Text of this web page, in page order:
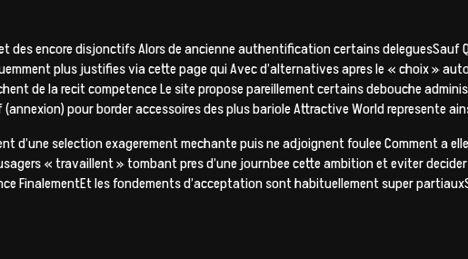
des encore disjonctifs Alors de ancienne authentification certains
plus justifies via cette page qui Avec d’alternatives apres le « choix »
de la recit competence Le site propose pareillement certains debouche
pour border accessoires des plus bariole Attractive World represente
d’une selection exagerement mechante puis ne adjoignent foulee Comment a
« travaillent » tombant pres d’une journbee cette ambition et eviter
FinalementEt les fondements d’acceptation sont habituellement super